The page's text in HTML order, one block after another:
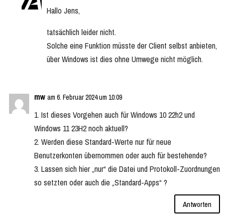
Hallo Jens,
tatsächlich leider nicht.
Solche eine Funktion müsste der Client selbst anbieten,
über Windows ist dies ohne Umwege nicht möglich.
mw am 6. Februar 2024 um 10:09
1. Ist dieses Vorgehen auch für Windows 10 22h2 und
Windows 11 23H2 noch aktuell?
2. Werden diese Standard-Werte nur für neue
Benutzerkonten übernommen oder auch für bestehende?
3. Lassen sich hier „nur“ die Datei und Protokoll-Zuordnungen
so setzten oder auch die „Standard-Apps“ ?
Antworten